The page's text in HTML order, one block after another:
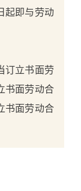
即与劳动
立书面劳
书面劳动合
书面劳动合